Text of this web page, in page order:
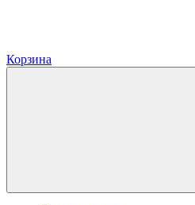
Корзина